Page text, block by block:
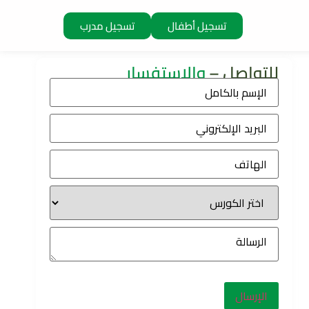
تسجيل أطفال تسجيل مدرب
للتواصل –والإستفسار